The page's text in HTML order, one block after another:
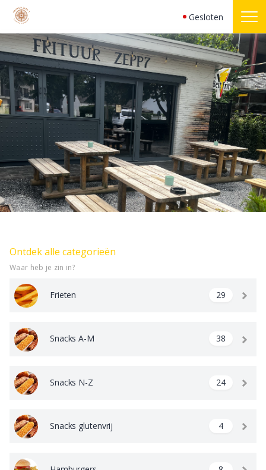
Gesloten
Ontdek alle categorieën
Waar heb je zin in?
Frieten 29
Snacks A-M 38
Snacks N-Z 24
Snacks glutenvrij 4
Geen producten